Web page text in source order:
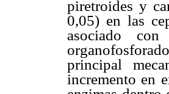
piretroides y
0,05) en las
asociado
principal
incremento en